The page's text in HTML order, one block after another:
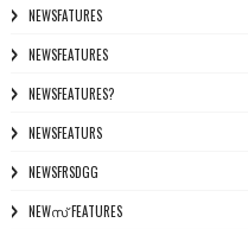
NEWSFATURES
NEWSFEATURES
NEWSFEATURES?
NEWSFEATURS
NEWSFRSDGG
NEWസ് FEATURES